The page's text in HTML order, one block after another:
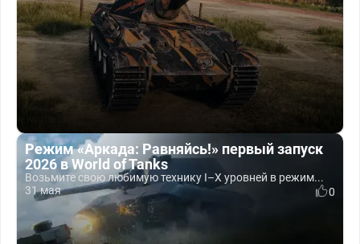
Режим «Аркада: Равняйсь!» первый запуск
2026 в World of Tanks
Возьмите свою любимую технику I–X уровней в режим...
31 мая
0